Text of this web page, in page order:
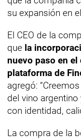
su expansión en
El CEO de la
que la
nuevo paso en
plataforma de
agregó:
del vino
con identidad,
La compra de la